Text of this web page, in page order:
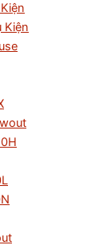
Kiện